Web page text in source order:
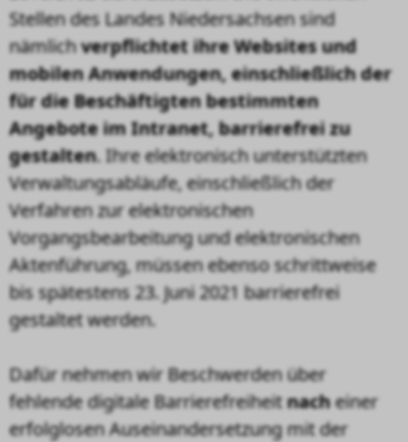
Stellen des Landes Niedersachsen sind
nämlichverpflichtet ihre Websites und
mobilen Anwendungen, einschließlich der
für die Beschäftigten bestimmten
Angebote im Intranet, barrierefrei zu
gestalten. Ihre elektronisch unterstützten
Verwaltungsabläufe, einschließlich der
Verfahren zur elektronischen
Vorgangsbearbeitung und elektronischen
Aktenführung, müssen ebenso schrittweise
bis spätestens 23. Juni 2021 barrierefrei
gestaltet werden.
Dafür nehmen wir Beschwerden über
fehlende digitale Barrierefreiheitnacheiner
erfolglosen Auseinandersetzung mit der